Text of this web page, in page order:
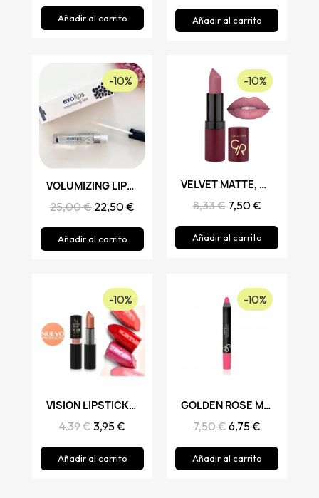
Añadir al carrito Añadir al carrito
Vista rápida
-10%
VOLUMIZING LIPS, EVOLIPS
25,00 € 22,50 €
Añadir al carrito
Vista rápida
-10%
VELVET MATTE, GOLDEN ROSE
8,33 € 7,50 €
Añadir al carrito
Vista rápida
-10%
VISION LIPSTICK, GOLDEN ROSE
4,39 €3,95 €
Añadir al carrito
Vista rápida
-10%
GOLDEN ROSE MATTE LIPSTICK CRAYON
7,50 €6,75 €
Añadir al carrito